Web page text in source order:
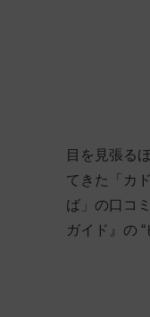
目を見張る
てきた「カ
ば」の口コ
ガイド』の